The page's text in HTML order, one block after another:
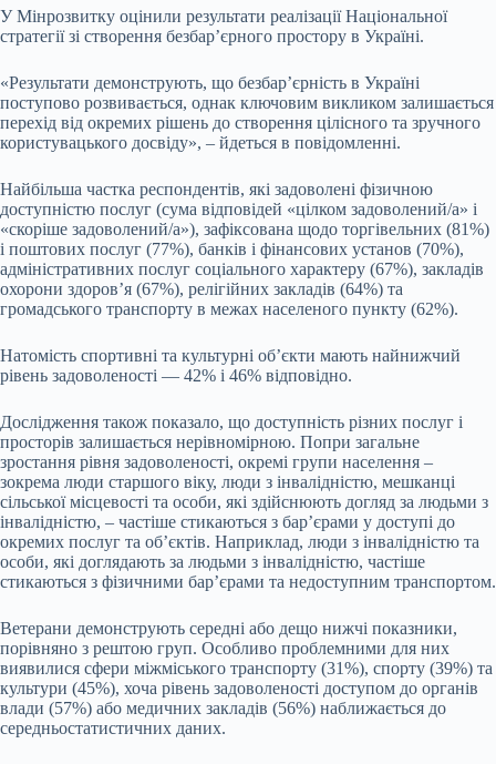
У Мінрозвитку оцінили результати реалізації Національної
стратегії зі створення безбар’єрного простору в Україні.
«Результати демонструють, що безбар’єрність в Україні
поступово розвивається, однак ключовим викликом залишається
перехід від окремих рішень до створення цілісного та зручного
користувацького досвіду», – йдеться в повідомленні.
Найбільша частка респондентів, які задоволені фізичною
доступністю послуг (сума відповідей «цілком задоволений/а» і
«скоріше задоволений/а»), зафіксована щодо торгівельних (81%)
і поштових послуг (77%), банків і фінансових установ (70%),
адміністративних послуг соціального характеру (67%), закладів
охорони здоров’я (67%), релігійних закладів (64%) та
громадського транспорту в межах населеного пункту (62%).
Натомість спортивні та культурні об’єкти мають найнижчий
рівень задоволеності — 42% і 46% відповідно.
Дослідження також показало, що доступність різних послуг і
просторів залишається нерівномірною. Попри загальне
зростання рівня задоволеності, окремі групи населення –
зокрема люди старшого віку, люди з інвалідністю, мешканці
сільської місцевості та особи, які здійснюють догляд за людьми з
інвалідністю, – частіше стикаються з бар’єрами у доступі до
окремих послуг та об’єктів. Наприклад, люди з інвалідністю та
особи, які доглядають за людьми з інвалідністю, частіше
стикаються з фізичними бар’єрами та недоступним транспортом.
Ветерани демонструють середні або дещо нижчі показники,
порівняно з рештою груп. Особливо проблемними для них
виявилися сфери міжміського транспорту (31%), спорту (39%) та
культури (45%), хоча рівень задоволеності доступом до органів
влади (57%) або медичних закладів (56%) наближається до
середньостатистичних даних.